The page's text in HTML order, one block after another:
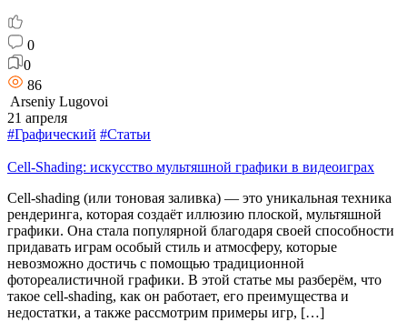
0
0
86
Arseniy Lugovoi
21 апреля
#Графический #Статьи
Cell-Shading: искусство мультяшной графики в видеоиграх
Cell-shading (или тоновая заливка) — это уникальная техника
рендеринга, которая создаёт иллюзию плоской, мультяшной
графики. Она стала популярной благодаря своей способности
придавать играм особый стиль и атмосферу, которые
невозможно достичь с помощью традиционной
фотореалистичной графики. В этой статье мы разберём, что
такое cell-shading, как он работает, его преимущества и
недостатки, а также рассмотрим примеры игр, […]